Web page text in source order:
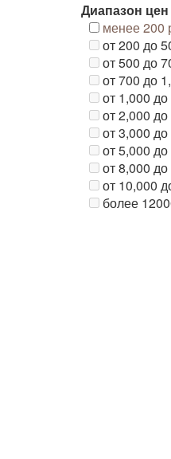
Диапазон цен
менее 200
от 200 до
от 500 до
от 700 до
от 1,000
от 2,000
от 3,000
от 5,000
от 8,000
от 10,000
более